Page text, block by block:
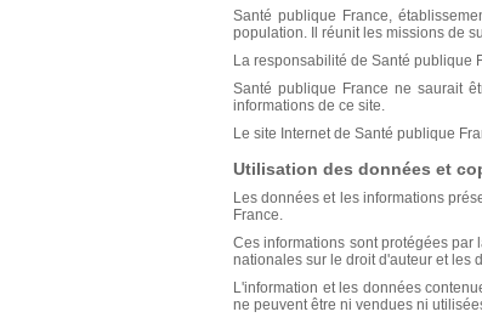
Santé publique France,
population. Il réunit les missions de
La responsabilité de Santé publique
Santé publique France ne saurait
informations de ce site.
Le site Internet de Santé publique
Utilisation des données et
Les données et les informations
France.
Ces informations sont protégées
nationales sur le droit d'auteur et les
L'information et les données
ne peuvent être ni vendues ni